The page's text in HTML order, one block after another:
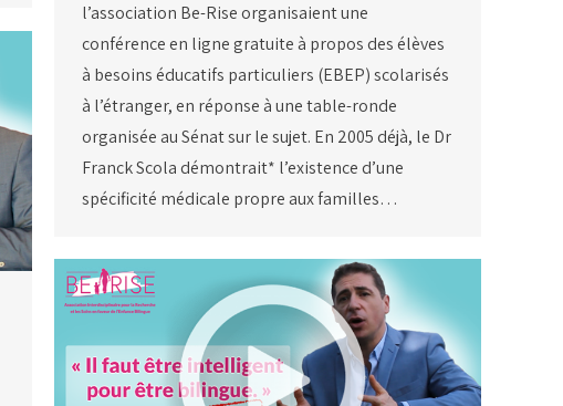
l’association Be-Rise organisaient une
conférence en ligne gratuite à propos des élèves
à besoins éducatifs particuliers (EBEP) scolarisés
à l’étranger, en réponse à une table-ronde
organisée au Sénat sur le sujet. En 2005 déjà, le Dr
Franck Scola démontrait* l’existence d’une
spécificité médicale propre aux familles…